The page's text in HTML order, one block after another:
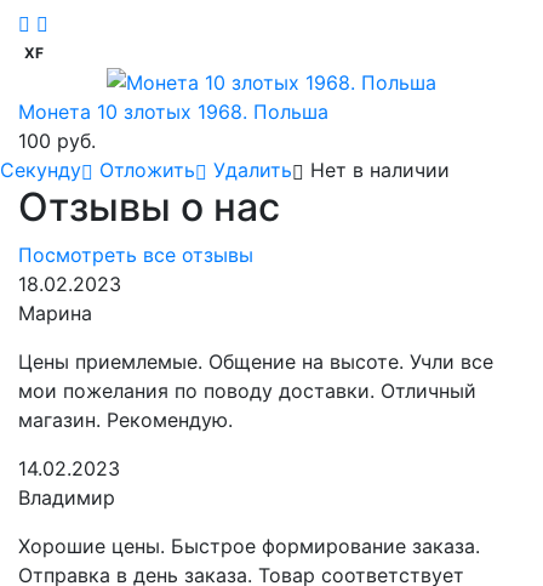
XF
Монета 10 злотых 1968. Польша
100 руб.
Cекунду
Отложить Удалить Нет в наличии
Отзывы о нас
Посмотреть все отзывы
18.02.2023
Марина
Цены приемлемые. Общение на высоте. Учли все
мои пожелания по поводу доставки. Отличный
магазин. Рекомендую.
14.02.2023
Владимир
Хорошие цены. Быстрое формирование заказа.
Отправка в день заказа. Товар соответствует